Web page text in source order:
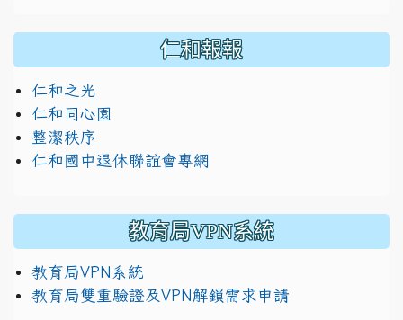
仁和報報
仁和之光
仁和同心園
整潔秩序
仁和國中退休聯誼會專網
教育局VPN系統
教育局VPN系統
教育局雙重驗證及VPN解鎖需求申請